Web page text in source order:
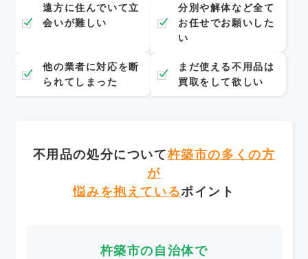
遠方に住んでいて立
会いが難しい
分別や解体など全て
お任せでお願いした
い
他の業者に対応を断
られてしまった
まだ使える不用品は
買取をして欲しい
不用品の処分について杵築市の多くの方
が
悩みを抱えているポイント
杵築市の自治体で